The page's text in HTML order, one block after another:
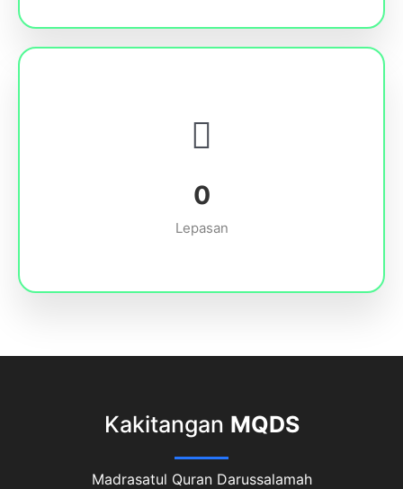
0
Lepasan
Kakitangan MQDS
Madrasatul Quran Darussalamah